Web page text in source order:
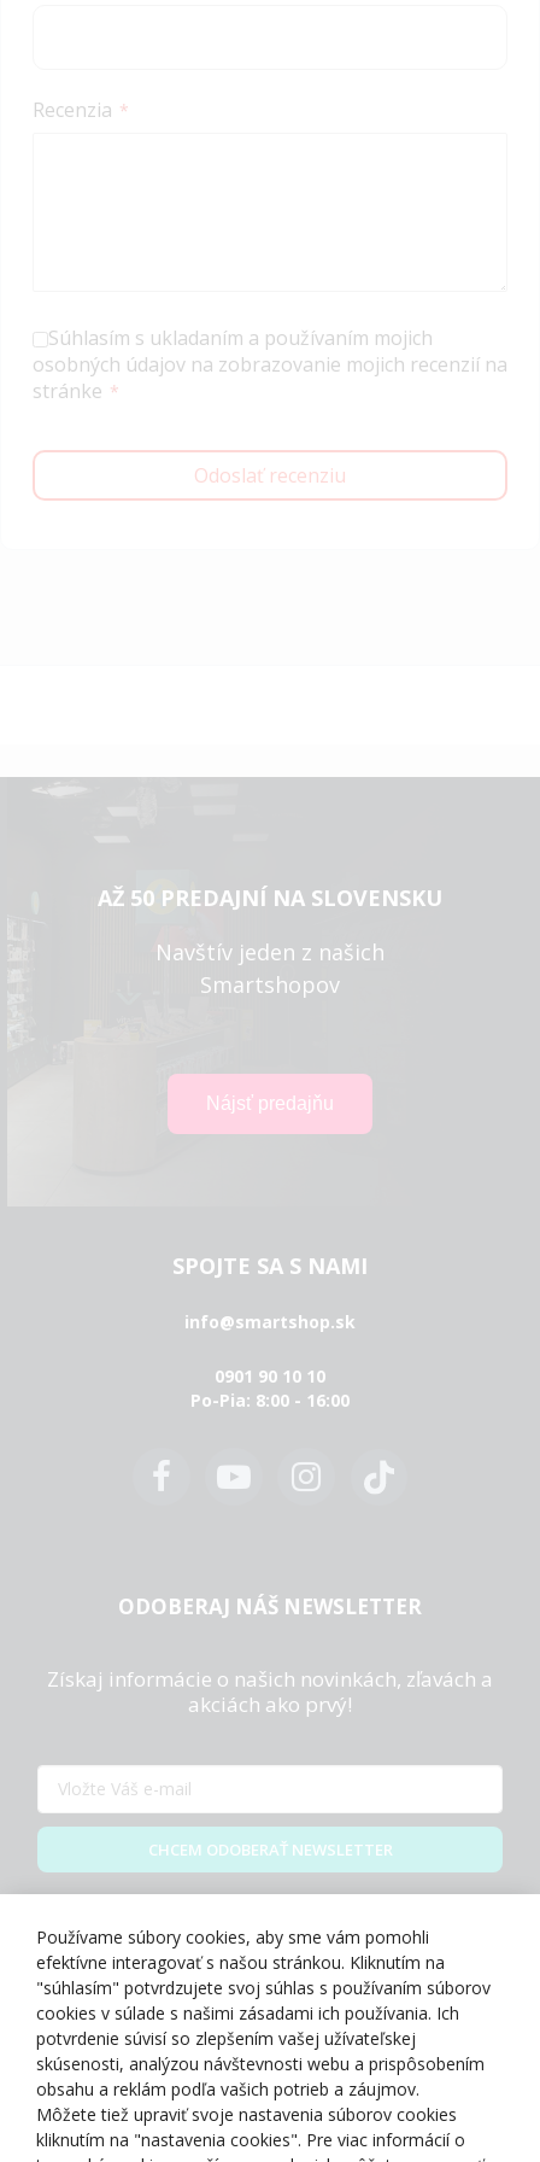
Recenzia
Súhlasím s ukladaním a používaním mojich
osobných údajov na zobrazovanie mojich recenzií na
stránke
Odoslať recenziu
AŽ 50 PREDAJNÍ NA SLOVENSKU
Navštív jeden z našich
Smartshopov
SPOJTE SA S NAMI
info@smartshop.sk
0901 90 10 10
Po-Pia: 8:00 - 16:00
ODOBERAJ NÁŠ NEWSLETTER
Získaj informácie o našich novinkách, zľavách a
akciách ako prvý!
CHCEM ODOBERAŤ NEWSLETTER
O NÁS
NAKUPOVANIE
Používame súbory cookies, aby sme vám pomohli
efektívne interagovať s našou stránkou. Kliknutím na
"súhlasím" potvrdzujete svoj súhlas s používaním súborov
cookies v súlade s našimi zásadami ich používania. Ich
potvrdenie súvisí so zlepšením vašej užívateľskej
skúsenosti, analýzou návštevnosti webu a prispôsobením
obsahu a reklám podľa vašich potrieb a záujmov.
Môžete tiež upraviť svoje nastavenia súborov cookies
kliknutím na "nastavenia cookies". Pre viac informácií o